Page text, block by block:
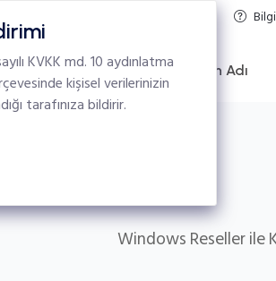
Alan Adı
Windows Reseller ile
KVKK md. 10 aydınlatma
kişisel verilerinizin
tarafınıza bildirir.